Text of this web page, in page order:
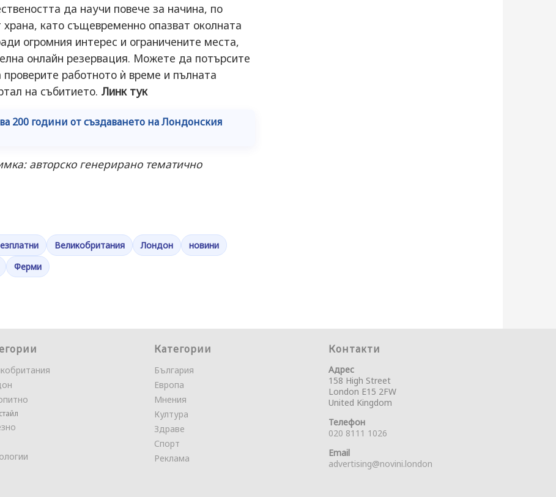
да научи повече за начина, по
като същевременно опазват околната
огромния интерес и ограничените места,
онлайн резервация. Можете да потърсите
работното ѝ време и пълната
на събитието. Линк тук
200 години от създаването на Лондонския
авторско генерирано тематично
Великобритания Лондон
новини
Ферми
Категории
България
Европа
Мнения
Култура
Здраве
Спорт
Реклама
Контакти
Адрес
158 High Street
London E15 2FW
United Kingdom
Телефон
020 8111 1026
Email
advertising@novini.london